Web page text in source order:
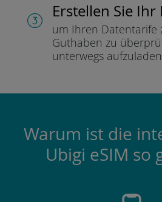
Erstellen Sie Ihr
um Ihren Datentarife
Guthaben zu
unterwegs
Warum ist die
Ubigi eSIM so